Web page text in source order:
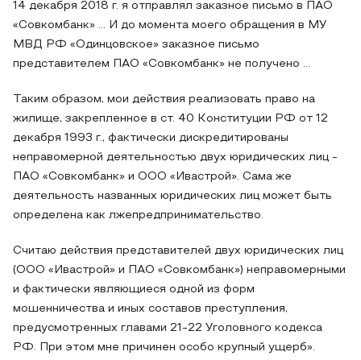
14 декабря 2018 г. я отправлял заказное письмо в ПАО
«Совкомбанк» ... И до момента моего обращения в МУ
МВД РФ «Одинцовское» заказное письмо
представителем ПАО «Совкомбанк» не получено ...
Таким образом, мои действия реализовать право на
жилище, закрепленное в ст. 40 Конституции РФ от 12
декабря 1993 г., фактически дискредитированы
неправомерной деятельностью двух юридических лиц -
ПАО «Совкомбанк» и ООО «Ивастрой». Сама же
деятельность названных юридических лиц может быть
определена как лжепредпринимательство.
Считаю действия представителей двух юридических лиц
(ООО «Ивастрой» и ПАО «Совкомбанк») неправомерными
и фактически являющиеся одной из форм
мошенничества и иных составов преступления,
предусмотренных главами 21-22 Уголовного кодекса
РФ. При этом мне причинен особо крупный ущерб».